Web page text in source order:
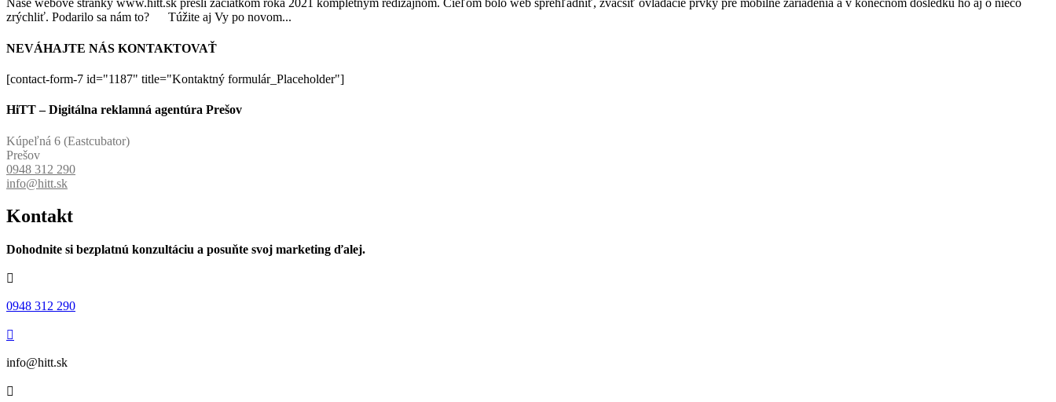
Naše webové stránky www.hitt.sk prešli začiatkom roka 2021 kompletným redizajnom. Cieľom bolo web sprehľadniť, zväčšiť ovládacie prvky pre mobilné zariadenia a v konečnom dôsledku ho aj o niečo
zrýchliť. Podarilo sa nám to? Túžite aj Vy po novom...
NEVÁHAJTE NÁS KONTAKTOVAŤ
[contact-form-7 id="1187" title="Kontaktný formulár_Placeholder"]
HiTT – Digitálna reklamná agentúra Prešov
Kúpeľná 6 (Eastcubator)
Prešov
0948 312 290
info@hitt.sk
Kontakt
Dohodnite si bezplatnú konzultáciu a posuňte svoj marketing ďalej.

0948 312 290

info@hitt.sk
